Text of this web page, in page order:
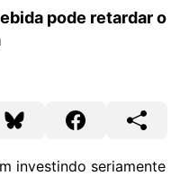
pode retardar o
investindo seriamente